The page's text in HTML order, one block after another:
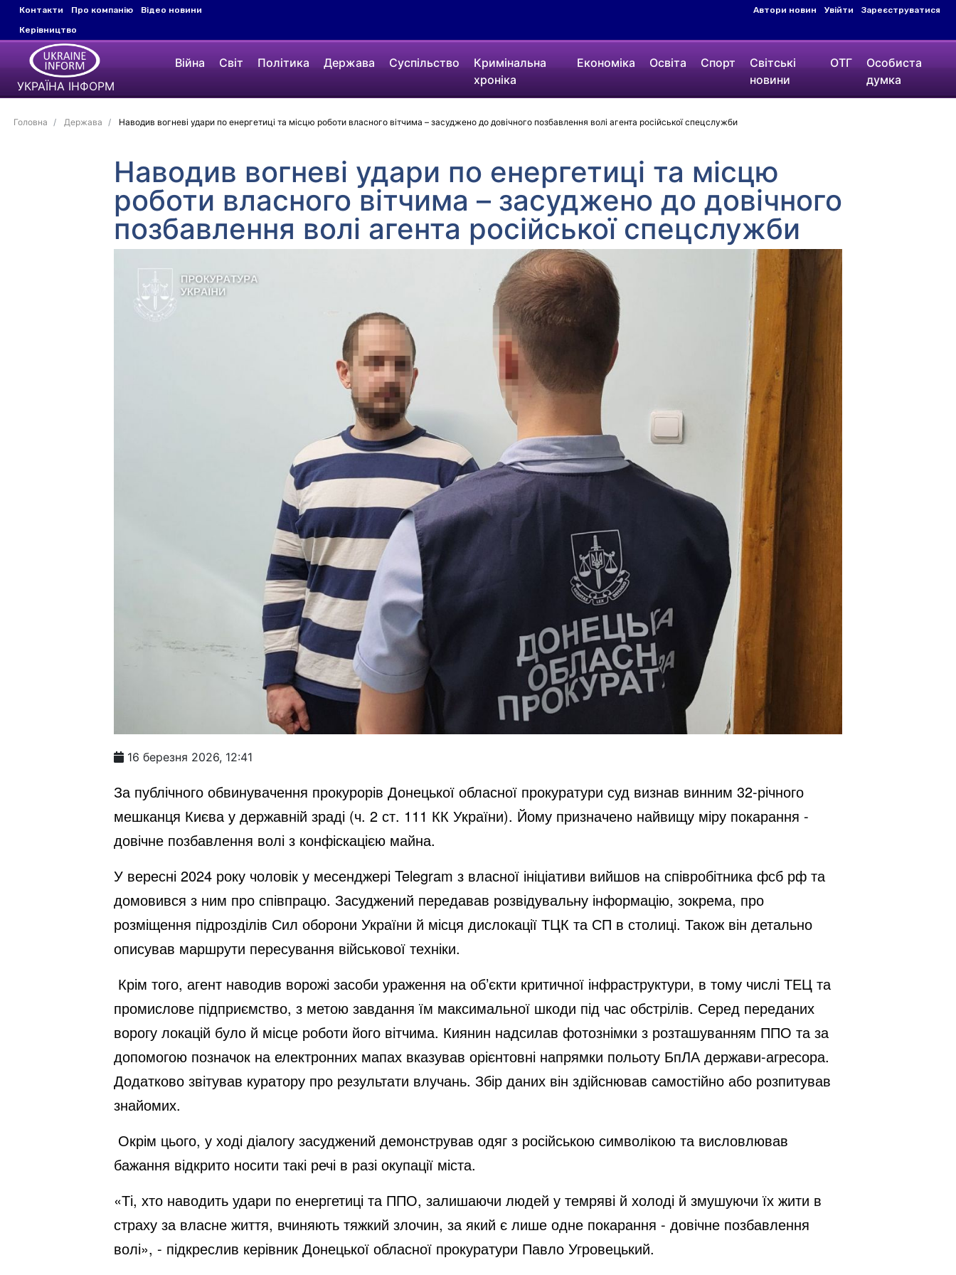
Контакти Про компанію
Відео новини
Керівництво
Автори новин Увійти Зареєструватися
УКРАЇНА ІНФОРМ
Війна Світ Політика Держава Суспільство
Кримінальна
хроніка
Економіка Освіта Спорт
Світські
новини
ОТГ
Особиста
думка
Головна Держава Наводив вогневі удари по енергетиці та місцю роботи власного вітчима – засуджено до довічного позбавлення волі агента російської спецслужби
Наводив вогневі удари по енергетиці та місцю
роботи власного вітчима – засуджено до довічного
позбавлення волі агента російської спецслужби
16 березня 2026, 12:41
За публічного обвинувачення прокурорів Донецької обласної прокуратури суд визнав винним 32-річного
мешканця Києва у державній зраді (ч. 2 ст. 111 КК України). Йому призначено найвищу міру покарання -
довічне позбавлення волі з конфіскацією майна.
У вересні 2024 року чоловік у месенджері Telegram з власної ініціативи вийшов на співробітника фсб рф та
домовився з ним про співпрацю. Засуджений передавав розвідувальну інформацію, зокрема, про
розміщення підрозділів Сил оборони України й місця дислокації ТЦК та СП в столиці. Також він детально
описував маршрути пересування військової техніки.
Крім того, агент наводив ворожі засоби ураження на об’єкти критичної інфраструктури, в тому числі ТЕЦ та
промислове підприємство, з метою завдання їм максимальної шкоди під час обстрілів. Серед переданих
ворогу локацій було й місце роботи його вітчима. Киянин надсилав фотознімки з розташуванням ППО та за
допомогою позначок на електронних мапах вказував орієнтовні напрямки польоту БпЛА держави-агресора.
Додатково звітував куратору про результати влучань. Збір даних він здійснював самостійно або розпитував
знайомих.
Окрім цього, у ході діалогу засуджений демонстрував одяг з російською символікою та висловлював
бажання відкрито носити такі речі в разі окупації міста.
«Ті, хто наводить удари по енергетиці та ППО, залишаючи людей у темряві й холоді й змушуючи їх жити в
страху за власне життя, вчиняють тяжкий злочин, за який є лише одне покарання - довічне позбавлення
волі», - підкреслив керівник Донецької обласної прокуратури Павло Угровецький.